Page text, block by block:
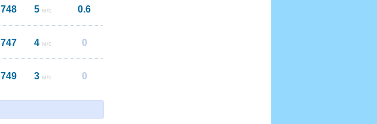
748 5 м/с 0.6
747 4 м/с 0
749 3 м/с 0